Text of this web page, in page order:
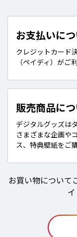
お支払いにつ
クレジットカード
（ペイディ）がご
販売商品につ
デジタルグッズは
さまざまな企画や
ス、特典壁紙をご
お買い物について
イ